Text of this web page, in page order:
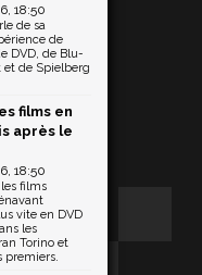
18:50
de sa
de
DVD, de Blu-
et de Spielberg
films en
après le
18:50
films
vite en DVD
les
Torino et
premiers.